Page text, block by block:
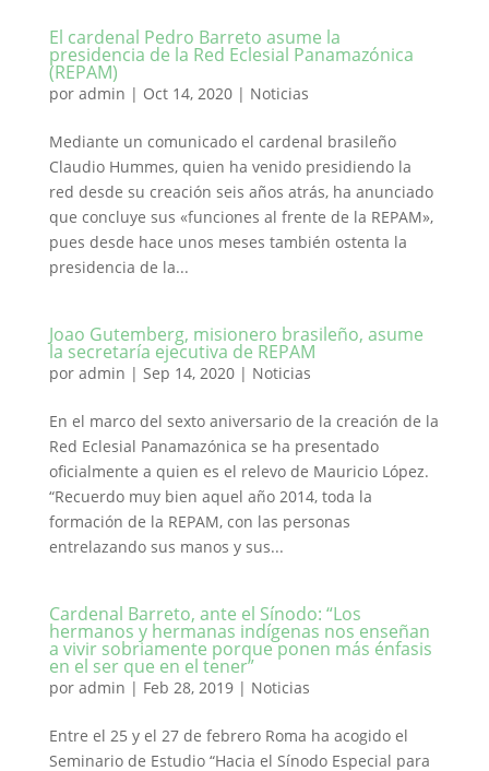
El cardenal Pedro Barreto asume la
presidencia de la Red Eclesial Panamazónica
(REPAM)
por admin | Oct 14, 2020| Noticias
Mediante un comunicado el cardenal brasileño
Claudio Hummes, quien ha venido presidiendo la
red desde su creación seis años atrás, ha anunciado
que concluye sus «funciones al frente de la REPAM»,
pues desde hace unos meses también ostenta la
presidencia de la...
Joao Gutemberg, misionero brasileño, asume
la secretaría ejecutiva de REPAM
por admin | Sep 14, 2020| Noticias
En el marco del sexto aniversario de la creación de la
Red Eclesial Panamazónica se ha presentado
oficialmente a quien es el relevo de Mauricio López.
“Recuerdo muy bien aquel año 2014, toda la
formación de la REPAM, con las personas
entrelazando sus manos y sus...
Cardenal Barreto, ante el Sínodo: “Los
hermanos y hermanas indígenas nos enseñan
a vivir sobriamente porque ponen más énfasis
en el ser que en el tener”
por admin | Feb 28, 2019| Noticias
Entre el 25 y el 27 de febrero Roma ha acogido el
Seminario de Estudio “Hacia el Sínodo Especial para